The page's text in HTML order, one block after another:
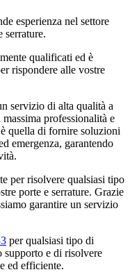
esperienza nel settore
serrature.
qualificati ed è
rispondere alle vostre
servizio di alta qualità a
professionalità e
quella di fornire soluzioni
emergenza, garantendo
per risolvere qualsiasi tipo
porte e serrature. Grazie
garantire un servizio
per qualsiasi tipo di
e di risolvere
ed efficiente.